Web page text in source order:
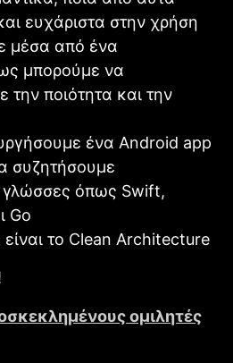
ευχάριστα στην χρήση
μέσα από ένα
μπορούμε να
την ποιότητα και την
ένα Android app
συζητήσουμε
γλώσσες όπως Swift,
Go
είναι το Clean Architecture
ομιλητές